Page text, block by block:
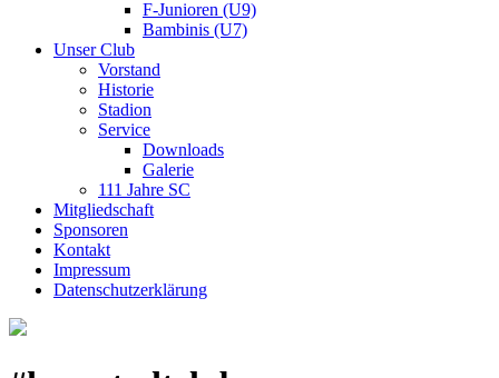
F-Junioren (U9)
Bambinis (U7)
Unser Club
Vorstand
Historie
Stadion
Service
Downloads
Galerie
111 Jahre SC
Mitgliedschaft
Sponsoren
Kontakt
Impressum
Datenschutzerklärung